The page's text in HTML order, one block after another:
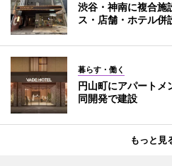
渋谷・神南に複合
ス・店舗・ホテル併
暮らす・働く
円山町にアパート
同開発で建設
もっと見